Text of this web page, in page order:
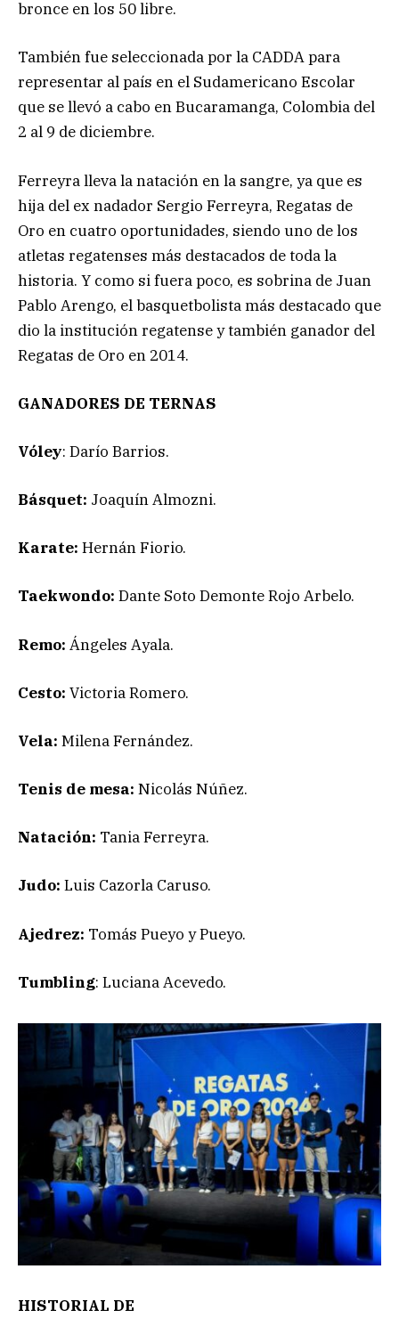
bronce en los 50 libre.
También fue seleccionada por la CADDA para
representar al país en el Sudamericano Escolar
que se llevó a cabo en Bucaramanga, Colombia del
2 al 9 de diciembre.
Ferreyra lleva la natación en la sangre, ya que es
hija del ex nadador Sergio Ferreyra, Regatas de
Oro en cuatro oportunidades, siendo uno de los
atletas regatenses más destacados de toda la
historia. Y como si fuera poco, es sobrina de Juan
Pablo Arengo, el basquetbolista más destacado que
dio la institución regatense y también ganador del
Regatas de Oro en 2014.
GANADORES DE TERNAS
Vóley: Darío Barrios.
Básquet: Joaquín Almozni.
Karate: Hernán Fiorio.
Taekwondo: Dante Soto Demonte Rojo Arbelo.
Remo: Ángeles Ayala.
Cesto: Victoria Romero.
Vela: Milena Fernández.
Tenis de mesa: Nicolás Núñez.
Natación: Tania Ferreyra.
Judo: Luis Cazorla Caruso.
Ajedrez: Tomás Pueyo y Pueyo.
Tumbling: Luciana Acevedo.
HISTORIAL DE